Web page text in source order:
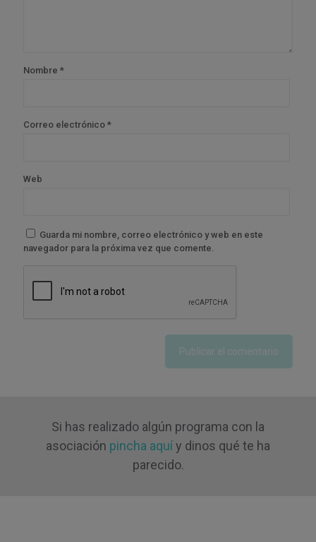
Nombre *
Correo electrónico *
Web
Guarda mi nombre, correo electrónico y web en este
navegador para la próxima vez que comente.
Si has realizado algún programa con la
asociación pincha aquíy dinos qué te ha
parecido.